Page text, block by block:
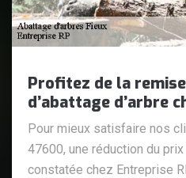
Profitez de la
d’abattage d’arbre
Pour mieux satisfaire nos
47600, une réduction du prix
constatée chez Entreprise